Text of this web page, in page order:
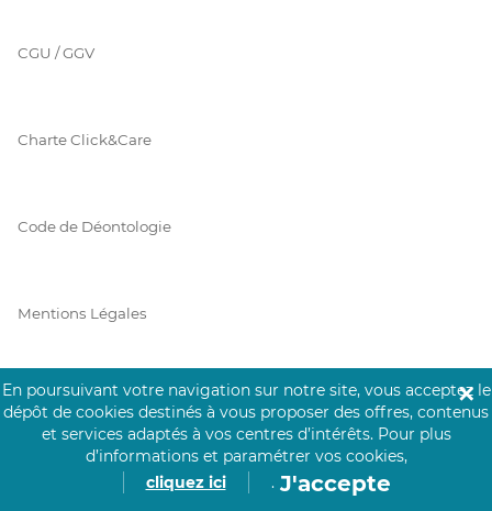
CGU / GGV
Charte Click&Care
Code de Déontologie
Mentions Légales
Prérequis Click&Care
Protection des Données
En poursuivant votre navigation sur notre site, vous acceptez le
dépôt de cookies destinés à vous proposer des offres, contenus
et services adaptés à vos centres d’intérêts. Pour plus
d’informations et paramétrer vos cookies,
cliquez ici
. J'accepte
✕